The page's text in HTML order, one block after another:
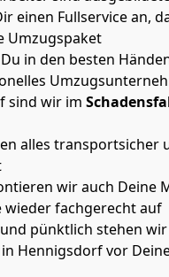
einen Fullservice an,
Umzugspaket
in den besten
sind wir im
alles transportsicher
wir auch Deine
wieder fachgerecht auf
pünktlich stehen
Hennigsdorf vor